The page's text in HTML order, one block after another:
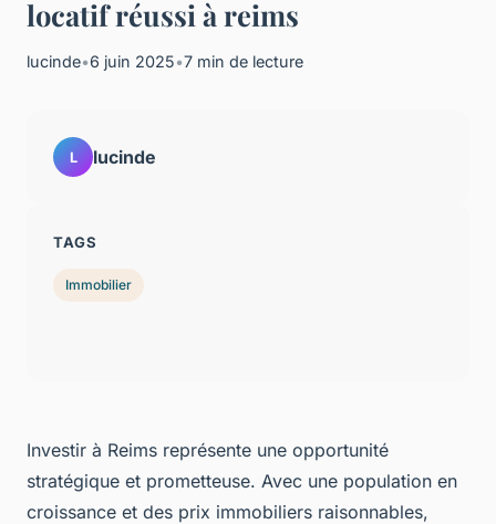
locatif réussi à reims
lucinde•6 juin 2025•7 min de lecture
Investir à Reims représente une opportunité
stratégique et prometteuse. Avec une population en
croissance et des prix immobiliers raisonnables,
L lucinde
TAGS
Immobilier